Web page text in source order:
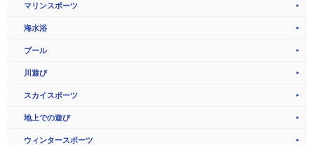
マリンスポーツ
海水浴
プール
川遊び
スカイスポーツ
地上での遊び
ウィンタースポーツ